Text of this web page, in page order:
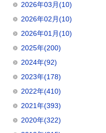
2026年03月(10)
2026年02月(10)
2026年01月(10)
2025年(200)
2024年(92)
2023年(178)
2022年(410)
2021年(393)
2020年(322)